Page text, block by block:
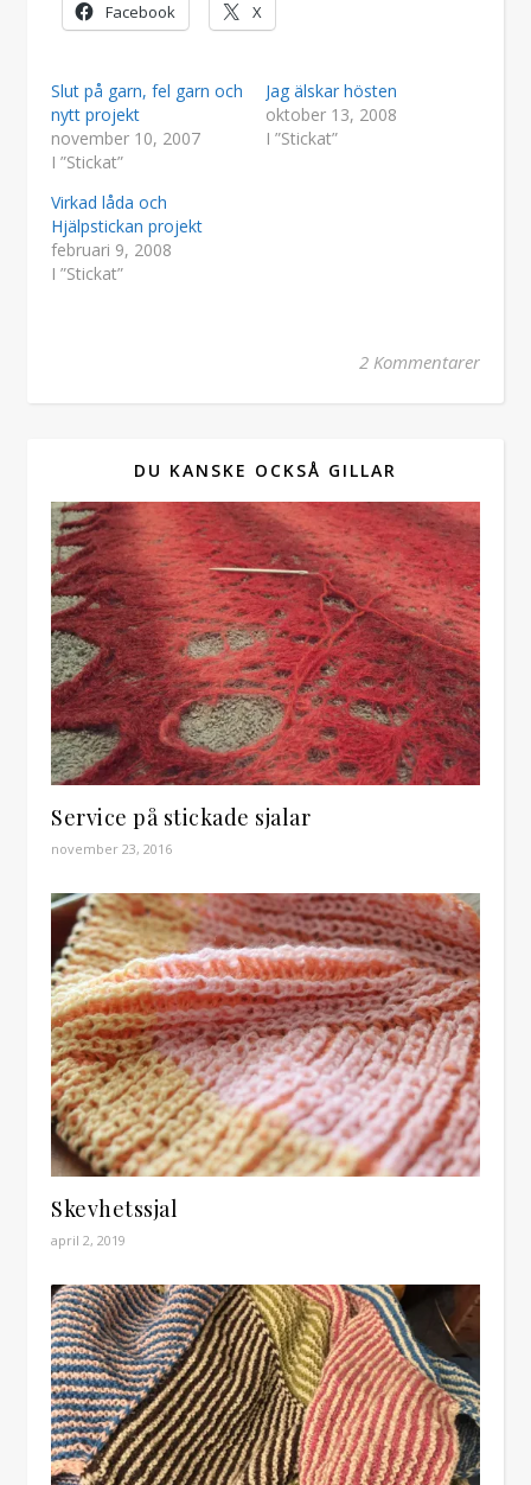
Facebook X
Slut på garn, fel garn och
nytt projekt
november 10, 2007
I ”Stickat”
Jag älskar hösten
oktober 13, 2008
I ”Stickat”
Virkad låda och
Hjälpstickan projekt
februari 9, 2008
I ”Stickat”
2 Kommentarer
DU KANSKE OCKSÅ GILLAR
Service på stickade sjalar
november 23, 2016
Skevhetssjal
april 2, 2019